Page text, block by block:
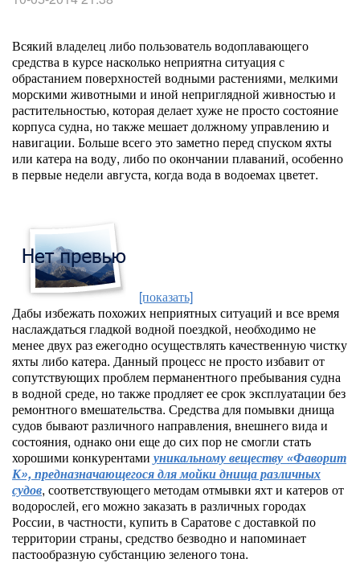
Всякий владелец либо пользователь водоплавающего
средства в курсе насколько неприятна ситуация с
обрастанием поверхностей водными растениями, мелкими
морскими животными и иной неприглядной живностью и
растительностью, которая делает хуже не просто состояние
корпуса судна, но также мешает должному управлению и
навигации. Больше всего это заметно перед спуском яхты
или катера на воду, либо по окончании плаваний, особенно
в первые недели августа, когда вода в водоемах цветет.
[показать]
Дабы избежать похожих неприятных ситуаций и все время
наслаждаться гладкой водной поездкой, необходимо не
менее двух раз ежегодно осуществлять качественную чистку
яхты либо катера. Данный процесс не просто избавит от
сопутствующих проблем перманентного пребывания судна
в водной среде, но также продляет ее срок эксплуатации без
ремонтного вмешательства. Средства для помывки днища
судов бывают различного направления, внешнего вида и
состояния, однако они еще до сих пор не смогли стать
хорошими конкурентами уникальному веществу «Фаворит
К», предназначающегося для мойки днища различных
судов, соответствующего методам отмывки яхт и катеров от
водорослей, его можно заказать в различных городах
России, в частности, купить в Саратове с доставкой по
территории страны, средство безводно и напоминает
пастообразную субстанцию зеленого тона.